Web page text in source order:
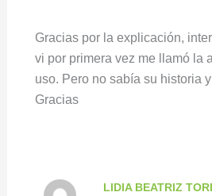
Gracias por la explicación,
vi por primera vez me llamó la
uso. Pero no sabía su historia
Gracias
LIDIA BEATRIZ